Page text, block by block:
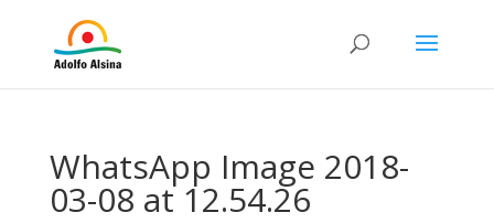
WhatsApp Image 2018-
03-08 at 12.54.26